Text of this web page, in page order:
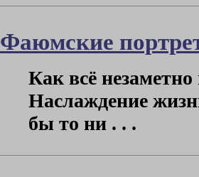
Фаюмские
Как всё
Наслаждение
бы то ни . . .